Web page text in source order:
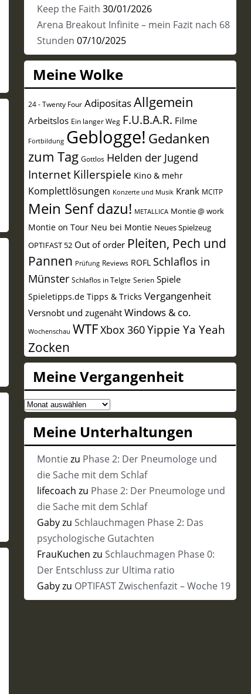
Keep the Faith 30/01/2026
Arena Breakout Infinite – mein Fazit nach 68
Stunden 07/10/2025
Meine Wolke
24 - Twenty Four AdipositasAllgemein
Arbeitslos Ein langer Weg F.U.B.A.R. Filme
Fortbildung Geblogge! Gedanken
zum Tag Gottlos Helden der Jugend
InternetKillerspiele Kino & mehr
Komplettlösungen Konzerte und Musik Krank MCITP
Mein Senf dazu! METALLICA Montie @ work
Montie on Tour Neu bei Montie Neues Spielzeug
OPTIFAST 52 Out of order Pleiten, Pech und
Pannen Prüfung Reviews ROFL Schlaflos in
Münster Schlaflos in Telgte Serien Spiele
Spieletipps.de Tipps & Tricks Vergangenheit
Versnobt und zugenähtWindows & co.
Wochenschau WTFXbox 360Yippie Ya Yeah
Zocken
Meine Vergangenheit
Meine
Vergangenheit
Meine Unterhaltungen
Montiezu Phase 2: Der Pneumologe und
die Sache mit dem Schlaf
lifecoach zu Phase 2: Der Pneumologe und
die Sache mit dem Schlaf
Gabyzu Schlauchmagen Phase 2: Das
psychologische Gutachten
FrauKuchen zu Schlauchmagen Phase 0:
Der Entschluss zur Ultima ratio
Gabyzu OPTIFAST Zwischenfazit – Woche 19